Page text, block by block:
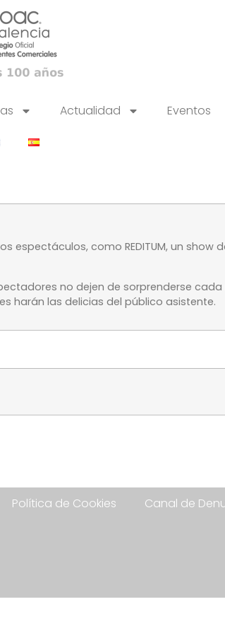
Actualidad Eventos
espectáculos, como REDITUM, un show
no dejen de sorprenderse cada
harán las delicias del público asistente.
Política de Cookies Canal de